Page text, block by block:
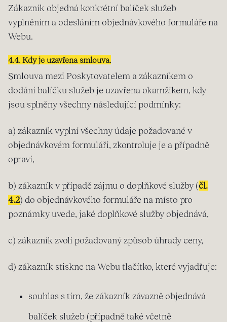
Zákazník objedná konkrétní balíček služeb
vyplněním a odesláním objednávkového formuláře na
Webu.
4.4. Kdy je uzavřena smlouva.
Smlouva mezi Poskytovatelem a zákazníkem o
dodání balíčku služeb je uzavřena okamžikem, kdy
jsou splněny všechny následující podmínky:
a) zákazník vyplní všechny údaje požadované v
objednávkovém formuláři, zkontroluje je a případně
opraví,
b) zákazník v případě zájmu o doplňkové služby (čl.
4.2) do objednávkového formuláře na místo pro
poznámky uvede, jaké doplňkové služby objednává,
c) zákazník zvolí požadovaný způsob úhrady ceny,
d) zákazník stiskne na Webu tlačítko, které vyjadřuje:
souhlas s tím, že zákazník závazně objednává
balíček služeb (případně také včetně